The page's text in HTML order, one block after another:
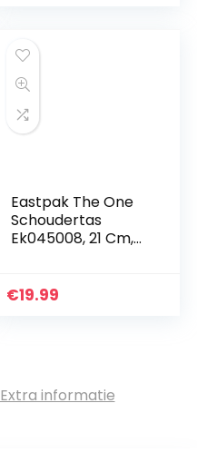
Eastpak The One
Schoudertas
Ek045008, 21 Cm,
€19.99
Extra informatie